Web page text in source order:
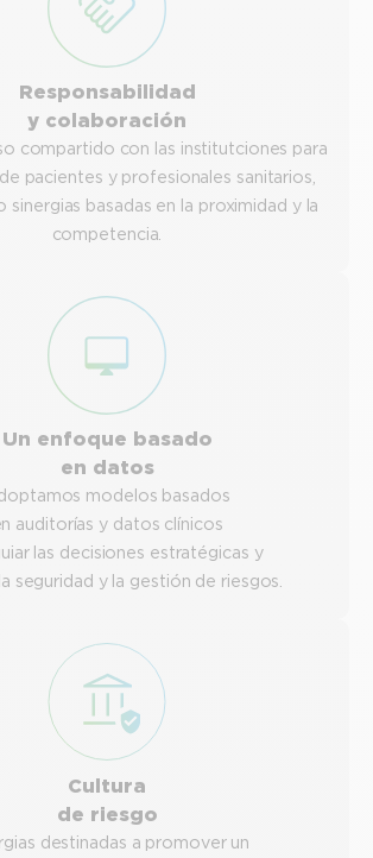
Responsabilidad
y colaboración
compartido con las institutciones para
pacientes y profesionales sanitarios,
sinergias basadas en la proximidad y la
competencia.
Un enfoque basado
en datos
modelos basados
auditorías y datos clínicos
las decisiones estratégicas y
seguridad y la gestión de riesgos.
Cultura
de riesgo
destinadas a promover un